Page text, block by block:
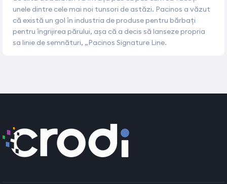
unele dintre cele mai noi tunsori de astăzi. Pacinos a văzut
că există un gol în industria de produse pentru bărbați
pentru îngrijirea părului, așa că a decis să lanseze propria
sa linie de semnături, „Pacinos Signature Line.